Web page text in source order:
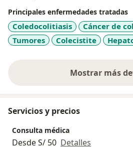
Principales enfermedades tratadas
Coledocolitiasis
Cáncer de
Tumores
Colecistite
Mostrar más
Servicios y precios
Consulta médica
Desde S/ 50 Detalles